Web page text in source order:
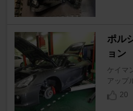
ポル
ョン
ケイマ
アップ
20